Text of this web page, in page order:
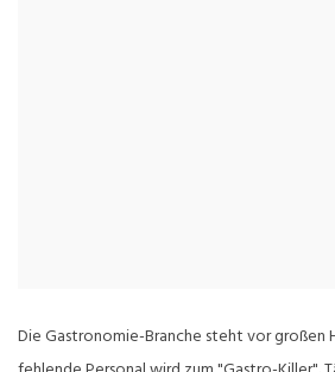
Die Gastronomie-Branche steht vor großen